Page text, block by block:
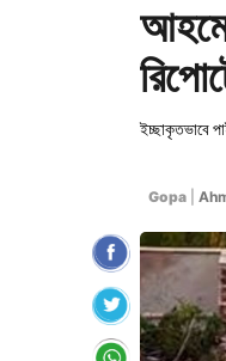
ইচ্ছাকৃতভাবে
Gopa